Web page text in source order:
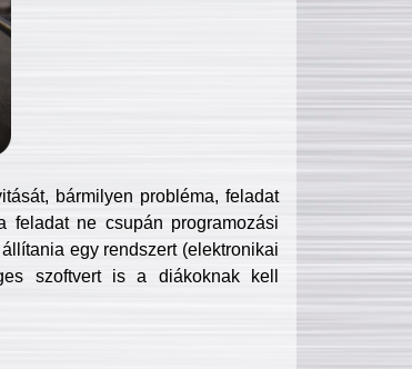
bármilyen probléma, feladat
feladat ne csupán programozási
egy rendszert (elektronikai
szoftvert is a diákoknak kell